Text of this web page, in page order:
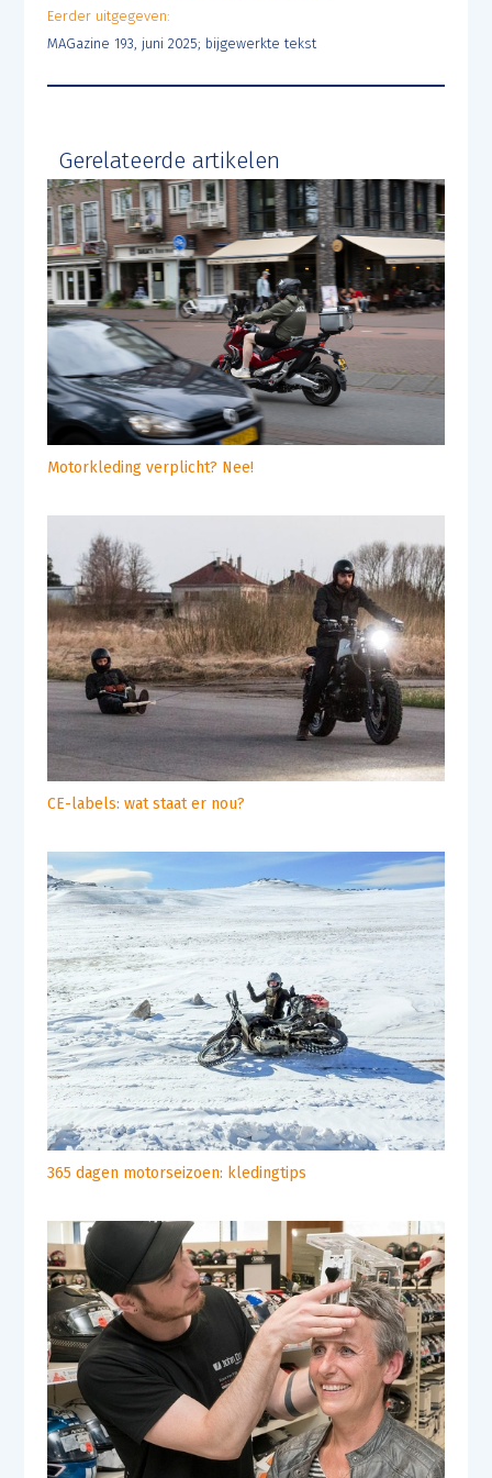
Eerder uitgegeven:
MAGazine 193, juni 2025; bijgewerkte tekst
Gerelateerde artikelen
Motorkleding verplicht? Nee!
CE-labels: wat staat er nou?
365 dagen motorseizoen: kledingtips